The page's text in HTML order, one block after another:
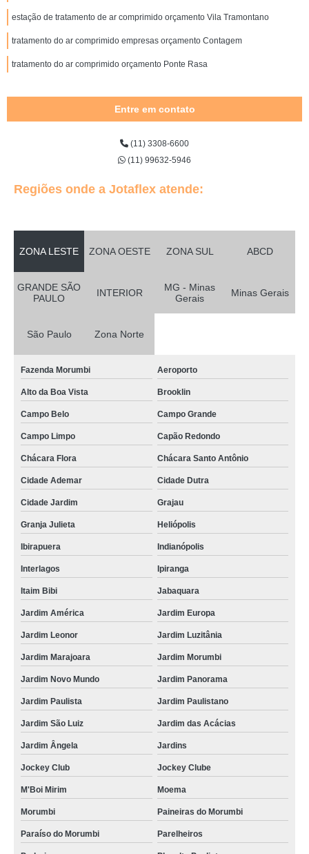
estação de tratamento de ar comprimido orçamento Vila Tramontano
tratamento do ar comprimido empresas orçamento Contagem
tratamento do ar comprimido orçamento Ponte Rasa
Entre em contato
(11) 3308-6600
(11) 99632-5946
Regiões onde a Jotaflex atende:
ZONA LESTE ZONA OESTE ZONA SUL ABCD
GRANDE SÃO
PAULO
INTERIOR
MG - Minas
Gerais
Minas Gerais
São Paulo Zona Norte
Fazenda Morumbi Aeroporto
Alto da Boa Vista Brooklin
Campo Belo Campo Grande
Campo Limpo Capão Redondo
Chácara Flora Chácara Santo Antônio
Cidade Ademar Cidade Dutra
Cidade Jardim Grajau
Granja Julieta Heliópolis
Ibirapuera Indianópolis
Interlagos Ipiranga
Itaim Bibi Jabaquara
Jardim América Jardim Europa
Jardim Leonor Jardim Luzitânia
Jardim Marajoara Jardim Morumbi
Jardim Novo Mundo Jardim Panorama
Jardim Paulista Jardim Paulistano
Jardim São Luiz Jardim das Acácias
Jardim Ângela Jardins
Jockey Club Jockey Clube
M'Boi Mirim Moema
Morumbi Paineiras do Morumbi
Paraíso do Morumbi Parelheiros